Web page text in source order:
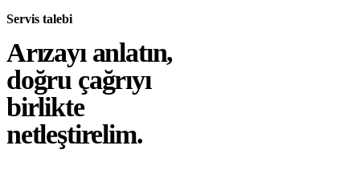
Servis talebi
Arızayı anlatın,
doğru çağrıyı
birlikte
netleştirelim.